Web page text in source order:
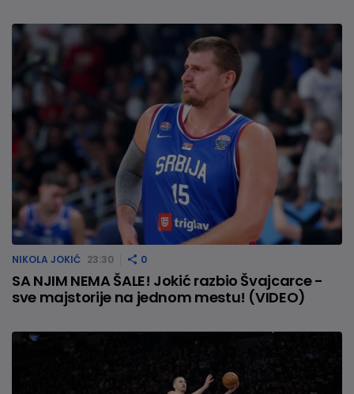
NIKOLA JOKIĆ 23:30 0
SA NJIM NEMA ŠALE! Jokić razbio Švajcarce -
sve majstorije na jednom mestu! (VIDEO)